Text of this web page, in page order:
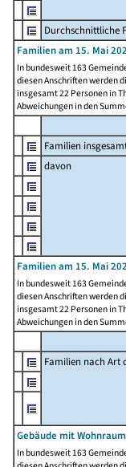
Durchschnittliche
Familien am 15. Mai
In bundesweit 163
diesen Anschriften werden
insgesamt 22 Personen in
Abweichungen in den
Familien
davon
Familien am 15. Mai
In bundesweit 163
diesen Anschriften werden
insgesamt 22 Personen in
Abweichungen in den
Familien nach Art
Gebäude mit
In bundesweit 163